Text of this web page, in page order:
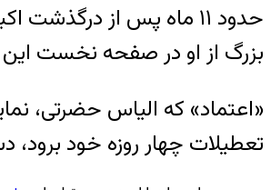
حدود ۱۱ ماه پس از
بزرگ از او در صفحه نخست این
تعطیلات چهار روزه خود